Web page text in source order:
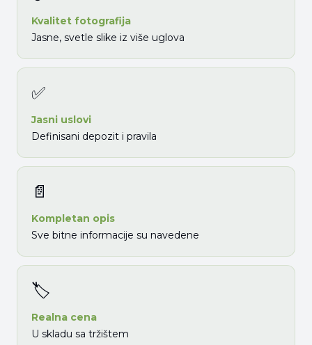
Kvalitet fotografija
Jasne, svetle slike iz više uglova
✅
Jasni uslovi
Definisani depozit i pravila
📄
Kompletan opis
Sve bitne informacije su navedene
🏷️
Realna cena
U skladu sa tržištem